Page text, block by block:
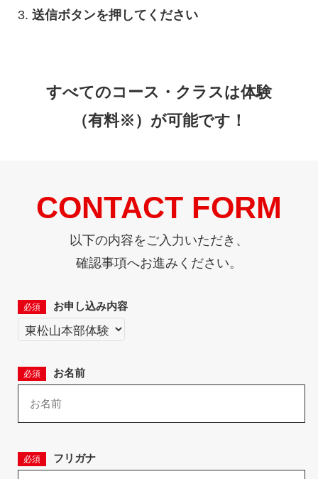
送信ボタンを押してください
すべてのコース・クラスは体験
（有料※）が可能です！
CONTACT FORM
以下の内容をご入力いただき、
確認事項へお進みください。
必須 お申し込み内容
必須 お名前
必須 フリガナ